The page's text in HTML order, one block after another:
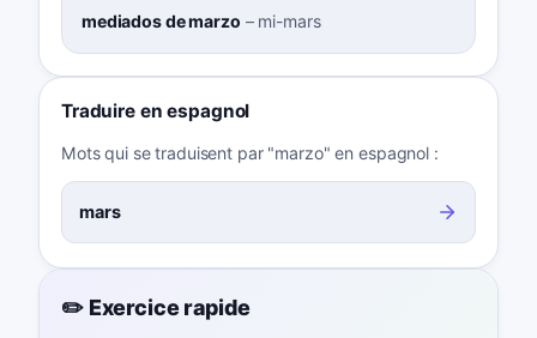
mediados de marzo – mi-mars
Traduire en espagnol
Mots qui se traduisent par "marzo" en espagnol :
mars
✏️ Exercice rapide